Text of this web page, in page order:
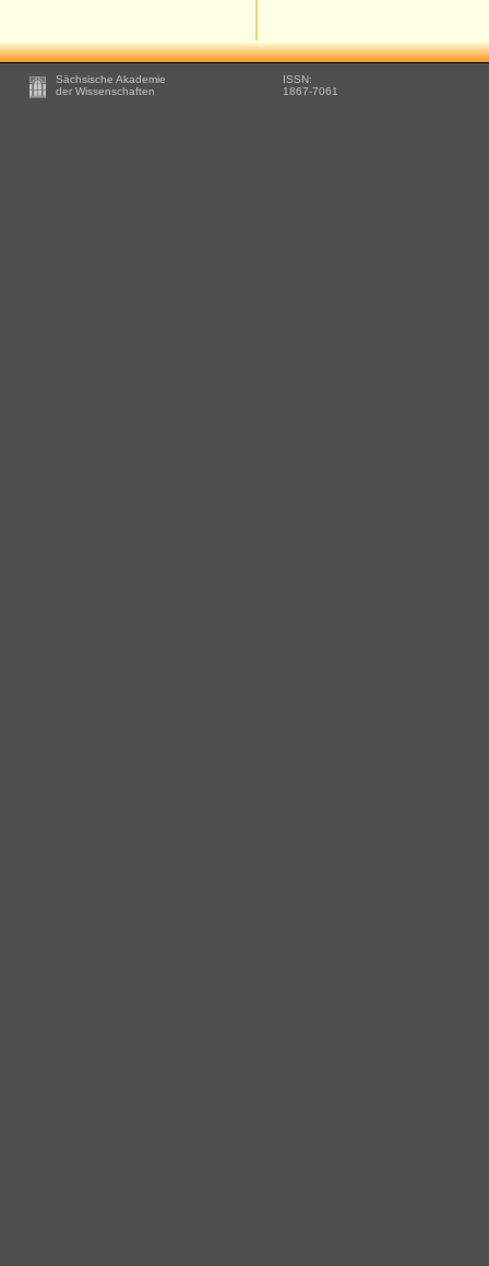
Footer
Sächsische Akademie
der Wissenschaften
ISSN:
1867-7061